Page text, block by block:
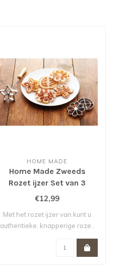
HOME MADE
Home Made Zweeds
Rozet ijzer Set van 3
€12,99
Met het rozet ijzer van kunt u
authentieke, knapperige roze..